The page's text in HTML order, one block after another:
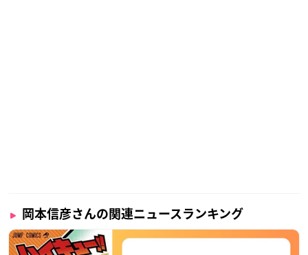
岡本信彦さんの関連ニュースランキング